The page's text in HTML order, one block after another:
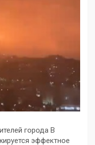
города В
эффектное